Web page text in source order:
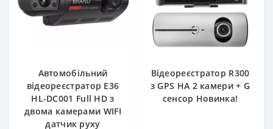
Автомобільний
відеореєстратор E36
HL-DC001 Full HD з
двома камерами WIFI
датчик руху
Відеореєстратор R300
з GPS НА 2 камери + G
сенсор Новинка!